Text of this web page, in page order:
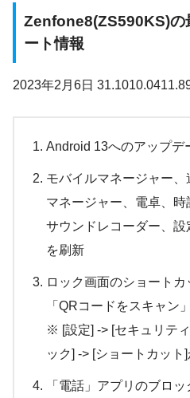
Zenfone8(ZS590KS)の
ート情報
2023年2月6日
Android 13へのアップデ
モバイルマネージャー
マネージャー、電卓、時
サウンドレコーダー、設
を刷新
ロック画面のショート
「QRコードをスキャン
※ [設定] -> [セキュリテ
ック] -> [ショートカット
「電話」アプリのブロ